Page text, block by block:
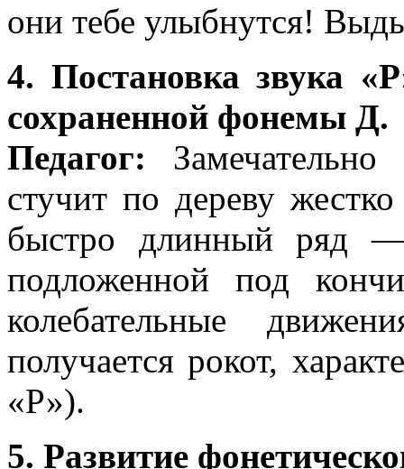
они тебе улыбнутся!
4. Постановка звука
сохраненной фонемы Д.
Педагог:
стучит по дереву
быстро длинный ряд
подложенной под
колебательные
получается рокот,
«Р»).
5. Развитие